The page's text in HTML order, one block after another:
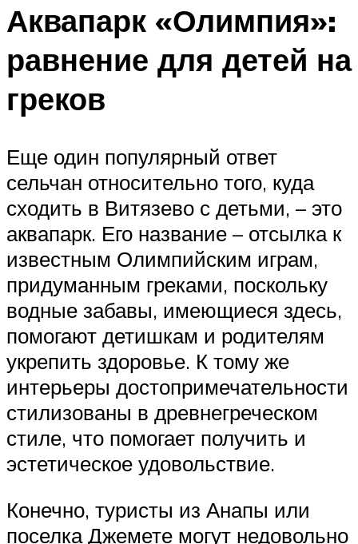
Аквапарк «Олимпия»:
равнение для детей на
греков
Еще один популярный ответ
сельчан относительно того, куда
сходить в Витязево с детьми, – это
аквапарк. Его название – отсылка к
известным Олимпийским играм,
придуманным греками, поскольку
водные забавы, имеющиеся здесь,
помогают детишкам и родителям
укрепить здоровье. К тому же
интерьеры достопримечательности
стилизованы в древнегреческом
стиле, что помогает получить и
эстетическое удовольствие.
Конечно, туристы из Анапы или
поселка Джемете могут недовольно